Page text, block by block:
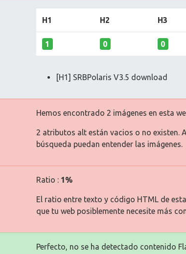
H1 H2 H3
1 0 0
[H1] SRBPolaris V3.5 download
Hemos encontrado 2 imágenes en esta
2 atributos alt están vacios o no existen.
búsqueda puedan entender las imágenes.
Ratio : 1%
El ratio entre texto y código HTML de
que tu web posiblemente necesite más
Perfecto, no se ha detectado contenido